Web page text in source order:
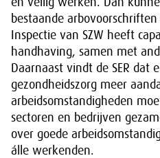
bestaande
Inspectie van SZW heeft
handhaving, samen met
Daarnaast vindt de SER dat
gezondheidszorg meer
arbeidsomstandigheden
sectoren en bedrijven
over goede
álle werkenden.